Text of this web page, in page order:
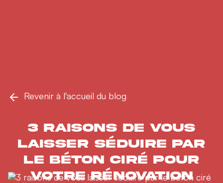
Revenir à l'accueil du blog
3 raisons de vous
laisser séduire par
le béton ciré pour
votre rénovation